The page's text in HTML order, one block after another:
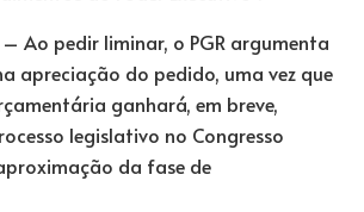
Ao pedir liminar, o PGR argumenta
apreciação do pedido, uma vez que
ganhará, em breve,
legislativo no Congresso
da fase de